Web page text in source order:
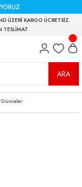
ÜZERİ KARGO ÜCRETSİZ.
TESLİMAT
ARA
Günceler